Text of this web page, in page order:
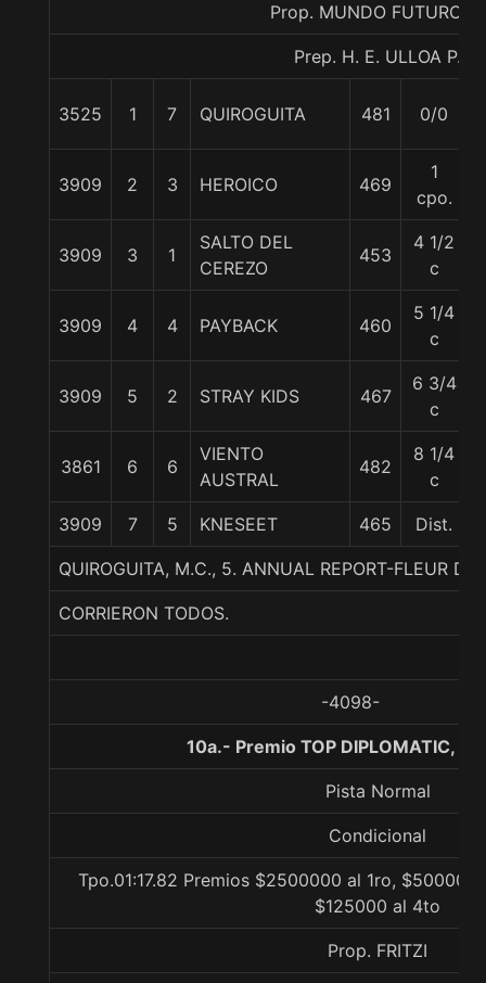
Prop. MUNDO FUTURO H.
Prep. H. E. ULLOA P.
3525 1 7 QUIROGUITA 481 0/0
3909 2 3 HEROICO 469
1
cpo.
3909 3 1
SALTO DEL
CEREZO
453
4 1/2
c
3909 4 4 PAYBACK 460
5 1/4
c
3909 5 2 STRAY KIDS 467
6 3/4
c
3861 6 6
VIENTO
AUSTRAL
482
8 1/4
c
3909 7 5 KNESEET 465 Dist.
QUIROGUITA, M.C., 5. ANNUAL REPORT-FLEUR
CORRIERON TODOS.
-4098-
10a.- Premio TOP DIPLOMATIC,
Pista Normal
Condicional
Tpo.01:17.82 Premios $2500000 al 1ro,
$125000 al 4to
Prop. FRITZI